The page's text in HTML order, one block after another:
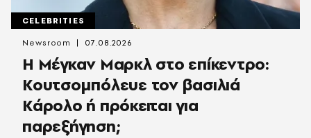
CELEBRITIES
Η Μέγκαν Μαρκλ στο επίκεντρο:
Κουτσομπόλευε τον βασιλιά
Κάρολο ή πρόκειται για
παρεξήγηση;
Newsroom 07.08.2026